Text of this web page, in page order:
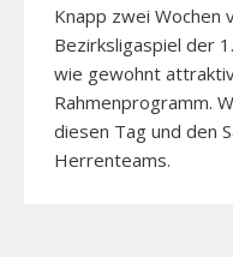
Knapp zwei Wochen
Bezirksligaspiel der
wie gewohnt
Rahmenprogramm.
diesen Tag und den
Herrenteams.